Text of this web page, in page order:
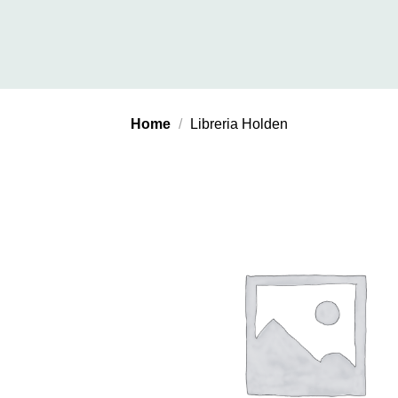
Home / Libreria Holden